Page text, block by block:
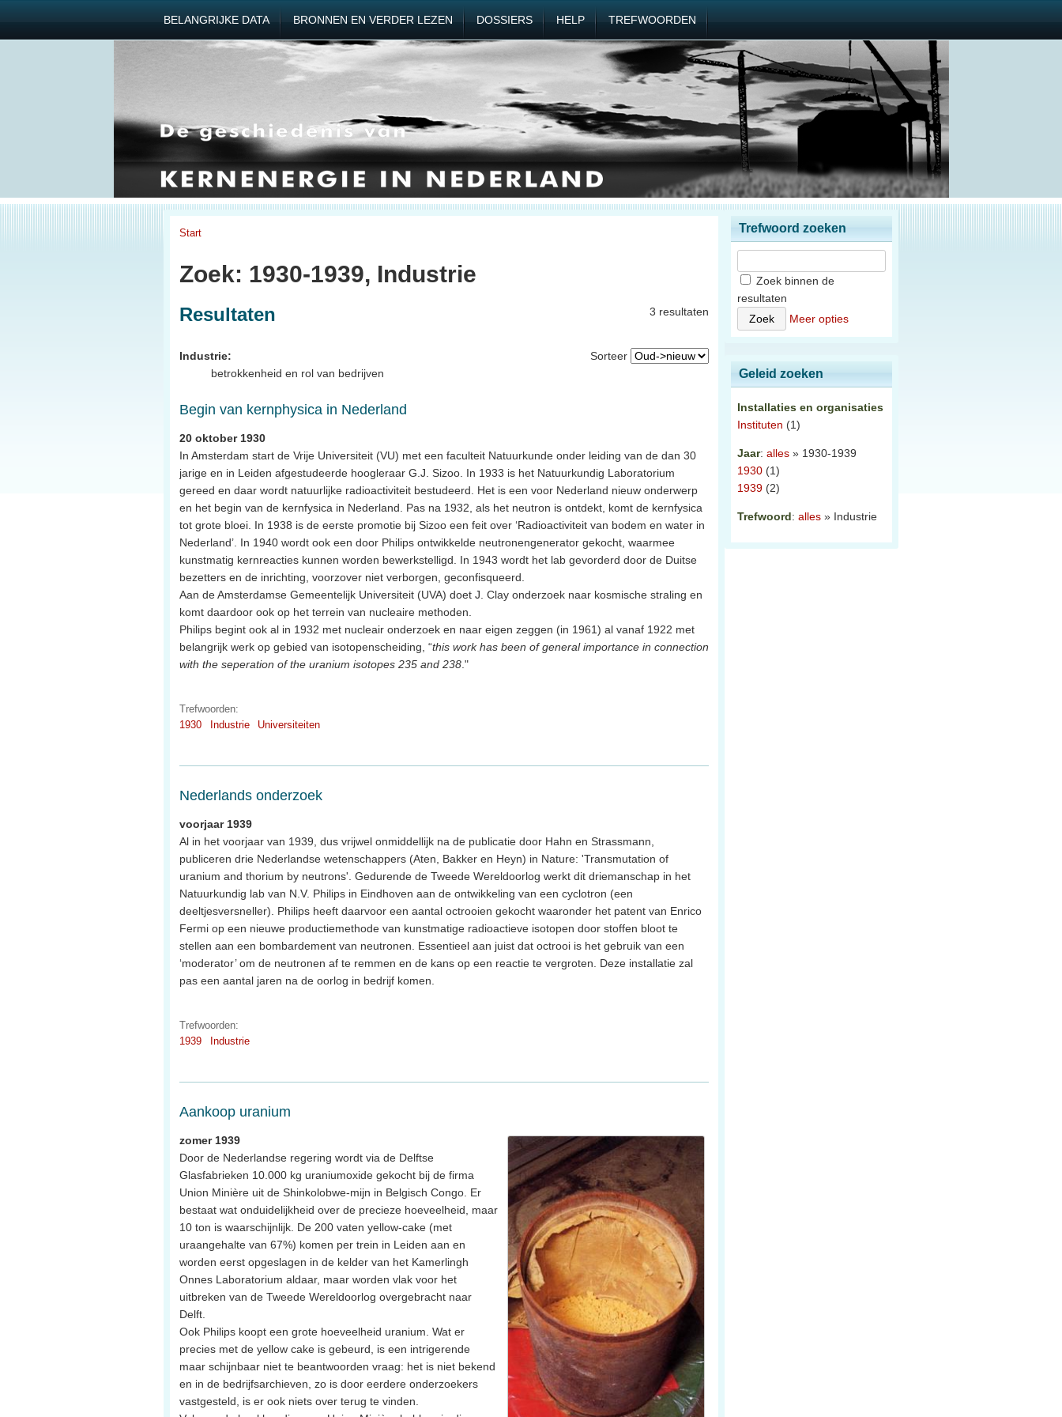
BELANGRIJKE DATA BRONNEN EN VERDER LEZEN DOSSIERS HELP TREFWOORDEN
Start
Zoek: 1930-1939, Industrie
3 resultaten
Resultaten
Sorteer
Industrie:
betrokkenheid en rol van bedrijven
Begin van kernphysica in Nederland
20 oktober 1930
In Amsterdam start de Vrije Universiteit (VU) met een faculteit Natuurkunde onder leiding van de dan 30
jarige en in Leiden afgestudeerde hoogleraar G.J. Sizoo. In 1933 is het Natuurkundig Laboratorium
gereed en daar wordt natuurlijke radioactiviteit bestudeerd. Het is een voor Nederland nieuw onderwerp
en het begin van de kernfysica in Nederland. Pas na 1932, als het neutron is ontdekt, komt de kernfysica
tot grote bloei. In 1938 is de eerste promotie bij Sizoo een feit over ‘Radioactiviteit van bodem en water in
Nederland’. In 1940 wordt ook een door Philips ontwikkelde neutronengenerator gekocht, waarmee
kunstmatig kernreacties kunnen worden bewerkstelligd. In 1943 wordt het lab gevorderd door de Duitse
bezetters en de inrichting, voorzover niet verborgen, geconfisqueerd.
Aan de Amsterdamse Gemeentelijk Universiteit (UVA) doet J. Clay onderzoek naar kosmische straling en
komt daardoor ook op het terrein van nucleaire methoden.
Philips begint ook al in 1932 met nucleair onderzoek en naar eigen zeggen (in 1961) al vanaf 1922 met
belangrijk werk op gebied van isotopenscheiding, “this work has been of general importance in connection
with the seperation of the uranium isotopes 235 and 238 ."
Trefwoorden:
1930
Industrie Universiteiten
Nederlands onderzoek
voorjaar 1939
Al in het voorjaar van 1939, dus vrijwel onmiddellijk na de publicatie door Hahn en Strassmann,
publiceren drie Nederlandse wetenschappers (Aten, Bakker en Heyn) in Nature: 'Transmutation of
uranium and thorium by neutrons'. Gedurende de Tweede Wereldoorlog werkt dit driemanschap in het
Natuurkundig lab van N.V. Philips in Eindhoven aan de ontwikkeling van een cyclotron (een
deeltjesversneller). Philips heeft daarvoor een aantal octrooien gekocht waaronder het patent van Enrico
Fermi op een nieuwe productiemethode van kunstmatige radioactieve isotopen door stoffen bloot te
stellen aan een bombardement van neutronen. Essentieel aan juist dat octrooi is het gebruik van een
‘moderator’ om de neutronen af te remmen en de kans op een reactie te vergroten. Deze installatie zal
pas een aantal jaren na de oorlog in bedrijf komen.
Trefwoorden:
1939
Industrie
Aankoop uranium
zomer 1939
Door de Nederlandse regering wordt via de Delftse
Glasfabrieken 10.000 kg uraniumoxide gekocht bij de firma
Union Minière uit de Shinkolobwe-mijn in Belgisch Congo. Er
bestaat wat onduidelijkheid over de precieze hoeveelheid, maar
10 ton is waarschijnlijk. De 200 vaten yellow-cake (met
uraangehalte van 67%) komen per trein in Leiden aan en
worden eerst opgeslagen in de kelder van het Kamerlingh
Onnes Laboratorium aldaar, maar worden vlak voor het
uitbreken van de Tweede Wereldoorlog overgebracht naar
Delft.
Ook Philips koopt een grote hoeveelheid uranium. Wat er
precies met de yellow cake is gebeurd, is een intrigerende
maar schijnbaar niet te beantwoorden vraag: het is niet bekend
en in de bedrijfsarchieven, zo is door eerdere onderzoekers
vastgesteld, is er ook niets over terug te vinden.
Trefwoord zoeken
Zoek binnen de
resultaten
Meer opties
Geleid zoeken
Installaties en organisaties
Instituten (1)
Jaar: alles » 1930-1939
1930 (1)
1939 (2)
Trefwoord: alles » Industrie